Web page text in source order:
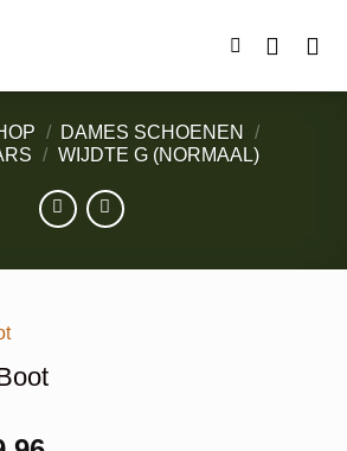
/ DAMES SCHOENEN
/
/ WIJDTE G (NORMAAL)